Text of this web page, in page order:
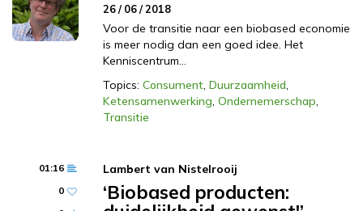
26 / 06 / 2018
Voor de transitie naar een biobased economie
is meer nodig dan een goed idee. Het
Kenniscentrum…
Topics: Consument, Duurzaamheid,
Ketensamenwerking, Ondernemerschap,
Transitie
01:16
0
Lambert van Nistelrooij
‘Biobased producten: